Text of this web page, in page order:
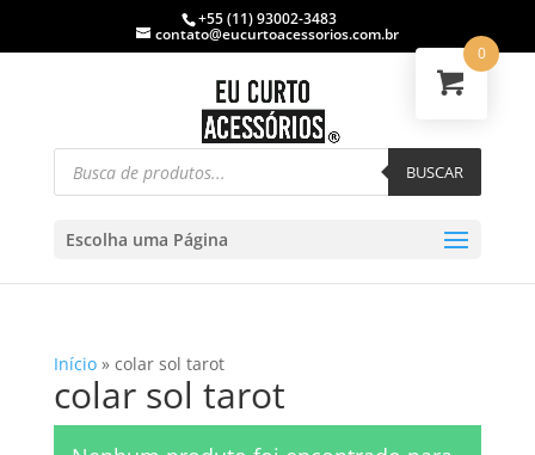
+55 (11) 93002-3483
contato@eucurtoacessorios.com.br
BUSCAR
Escolha uma Página
Início» colar sol tarot
colar sol tarot
0